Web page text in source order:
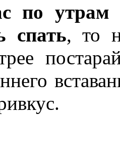
по утрам
спать, то